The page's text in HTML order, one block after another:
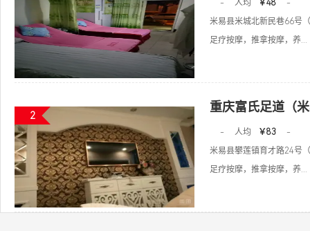
- 人均 ￥48
-
米易县米城北新民巷66号
足疗按摩，推拿按摩，养...
2
重庆富氏足道（
- 人均 ￥83
-
米易县攀莲镇育才路24号
足疗按摩，推拿按摩，养...